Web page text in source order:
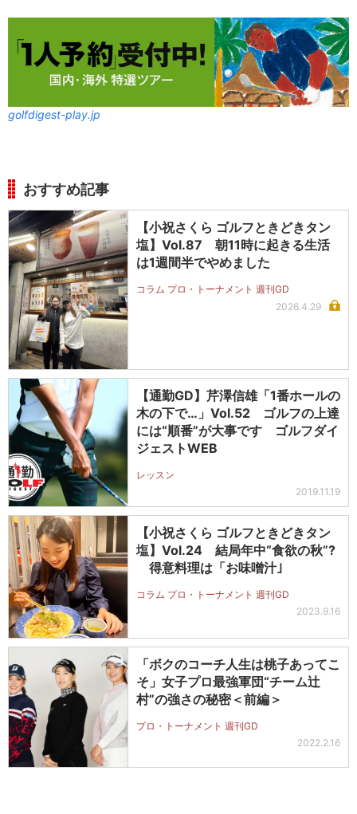
golfdigest-play.jp
おすすめ記事
【小祝さくら ゴルフときどきタン
塩】Vol.87 朝11時に起きる生活
は1週間半でやめました
コラム プロ・トーナメント 週刊GD
2026.4.29
【通勤GD】芹澤信雄「1番ホールの
木の下で…」Vol.52 ゴルフの上達
には“順番”が大事です ゴルフダイ
ジェストWEB
レッスン
2019.11.19
【小祝さくら ゴルフときどきタン
塩】Vol.24 結局年中“食欲の秋”?
得意料理は「お味噌汁｣
コラム プロ・トーナメント 週刊GD
2023.9.16
「ボクのコーチ人生は桃子あってこ
そ」女子プロ最強軍団“チーム辻
村”の強さの秘密＜前編＞
プロ・トーナメント 週刊GD
2022.2.16